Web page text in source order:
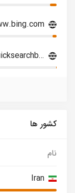
com.google.android.googlequicksearchbox
کشور ها
نام
Iran